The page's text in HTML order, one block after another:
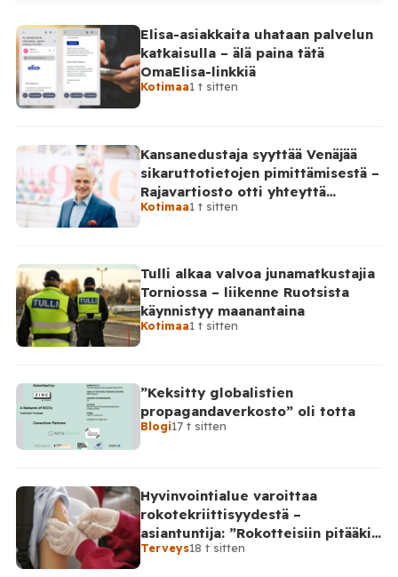
ryhtymisen kynnystä antamalla jokaiselle
suomalaiselle henkilökohtaisen Y-tunnuksen
automaattisesti. Tilaa Posi TV –
tuellasi riippumaton suomalainen uutisointi jatkuu
myös tulevaisuudessa. Ehdotuksen mukaan tunnusta
Elisa-asiakkaita uhataan palvelun
katkaisulla – älä paina tätä
OmaElisa-linkkiä
Kotimaa1 t sitten
Kansanedustaja syyttää Venäjää
sikaruttotietojen pimittämisestä –
Rajavartiosto otti yhteyttä
Venäjälle
Kotimaa1 t sitten
Tulli alkaa valvoa junamatkustajia
Torniossa – liikenne Ruotsista
käynnistyy maanantaina
Kotimaa1 t sitten
”Keksitty globalistien
propagandaverkosto” oli totta
Blogi17 t sitten
Hyvinvointialue varoittaa
rokotekriittisyydestä –
asiantuntija: ”Rokotteisiin pitääkin
suhtautua kriittisesti”
Terveys18 t sitten